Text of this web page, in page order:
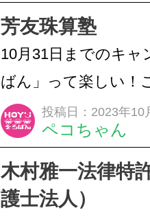
芳友珠算塾
10月31日までのキャ
ばん」って楽しい！
ぜひ(^^)投稿日：2023年10
ペコちゃん
木村雅一法律特
護士法人）